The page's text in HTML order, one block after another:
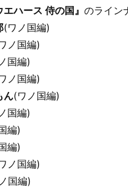
エハース 侍の国』 のライン
(ワノ国編)
ノ国編)
国編)
ノ国編)
ん(ワノ国編)
国編)
編)
編)
ノ国編)
国編)